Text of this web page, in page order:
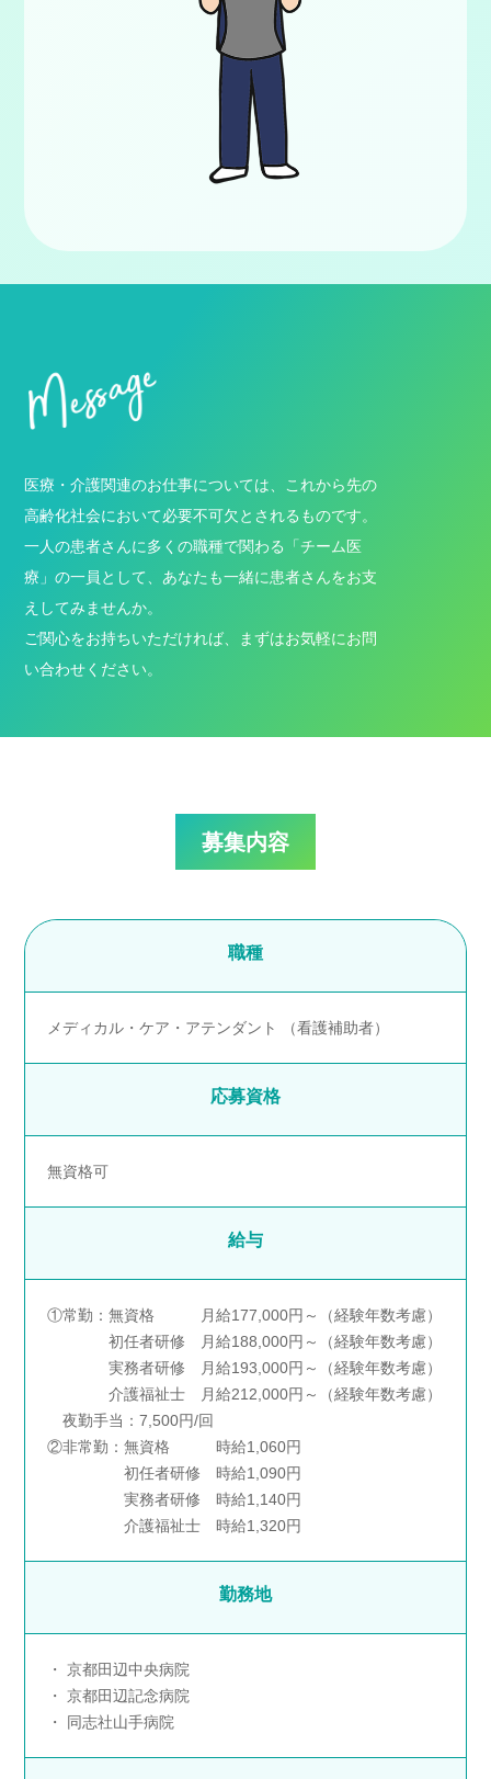
医療・介護関連のお仕事については、これから先の
高齢化社会において必要不可欠とされるものです。
一人の患者さんに多くの職種で関わる「チーム医
療」の一員として、あなたも一緒に患者さんをお支
えしてみませんか。
ご関心をお持ちいただければ、まずはお気軽にお問
い合わせください。
募集内容
職種
メディカル・ケア・アテンダント （看護補助者）
応募資格
無資格可
給与
①常勤：無資格 月給177,000円～（経験年数考慮）
初任者研修 月給188,000円～（経験年数考慮）
実務者研修 月給193,000円～（経験年数考慮）
介護福祉士 月給212,000円～（経験年数考慮）
夜勤手当：7,500円/回
②非常勤：無資格 時給1,060円
初任者研修 時給1,090円
実務者研修 時給1,140円
介護福祉士 時給1,320円
勤務地
京都田辺中央病院
京都田辺記念病院
同志社山手病院